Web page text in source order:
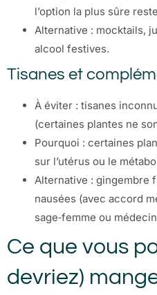
l’option la plus sûre reste
Alternative : mocktails,
alcool festives.
Tisanes et
À éviter : tisanes
(certaines plantes ne
Pourquoi : certaines
sur l’utérus ou le
Alternative : gingembre
nausées (avec accord
sage‑femme ou
Ce que vous
devriez)